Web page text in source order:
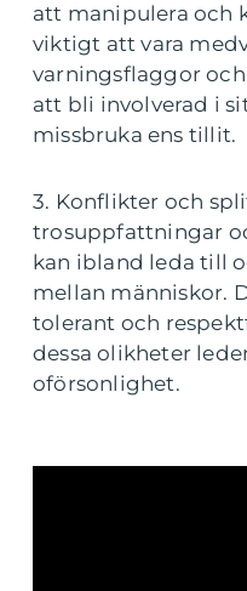
att manipulera och
viktigt att vara
varningsflaggor
att bli involverad i
missbruka ens tillit.
3. Konflikter och
trosuppfattningar
kan ibland leda till
mellan människor.
tolerant och
dessa olikheter
oförsonlighet.